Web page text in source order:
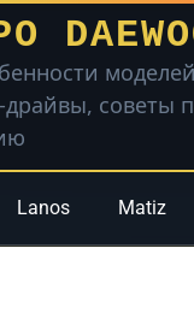
драйвы, советы
Lanos Matiz